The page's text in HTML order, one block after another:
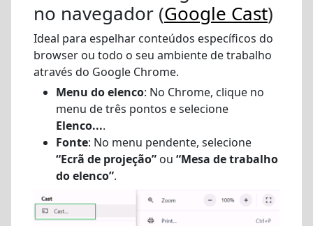
no navegador (Google Cast)
Ideal para espelhar conteúdos específicos do
browser ou todo o seu ambiente de trabalho
através do Google Chrome.
Menu do elenco: No Chrome, clique no
menu de três pontos e selecione
Elenco....
Fonte: No menu pendente, selecione
“Ecrã de projeção” ou “Mesa de trabalho
do elenco”.